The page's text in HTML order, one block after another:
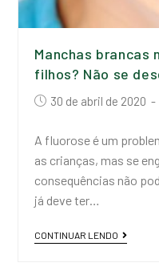
Manchas brancas
filhos? Não se
30 de abril de 2020
A fluorose é um
as crianças, mas se
consequências não
já deve ter…
CONTINUAR LENDO